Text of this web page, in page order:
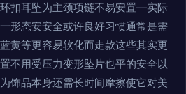
扣耳坠为主颈项链不易安置—实际
形态安安全或许良好习惯通常是需
黄等更容易软化而走款这些其实更
不用受压力变形坠片也平的安全以
饰品本身还需长时间摩擦使它对美